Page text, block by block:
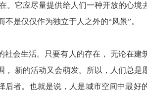
。它应尽量提供给人们一种开放的心
是仅仅作为独立于人之外的“风景”。
会生活。只要有人的存在， 无论在
新的活动又会萌发。所以，人们总
者。也就是说，人是城市空间中最